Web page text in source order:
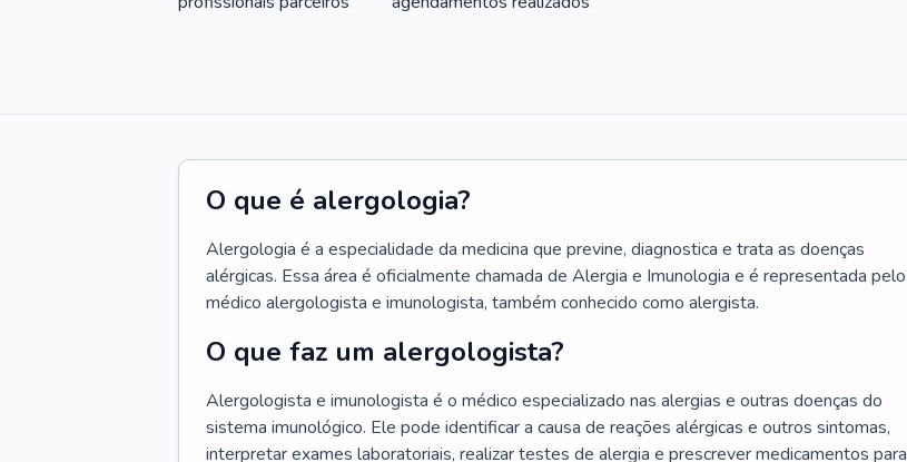
O que é alergologia?
Alergologia é a especialidade da medicina que previne, diagnostica e trata as doenças
alérgicas. Essa área é oficialmente chamada de Alergia e Imunologia e é representada pelo
médico alergologista e imunologista, também conhecido como alergista.
O que faz um alergologista?
Alergologista e imunologista é o médico especializado nas alergias e outras doenças do
sistema imunológico. Ele pode identificar a causa de reações alérgicas e outros sintomas,
interpretar exames laboratoriais, realizar testes de alergia e prescrever medicamentos para